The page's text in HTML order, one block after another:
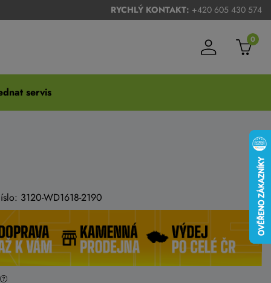
RYCHLÝ KONTAKT: +420 605 430 574
0
servis
3120-WD1618-2190